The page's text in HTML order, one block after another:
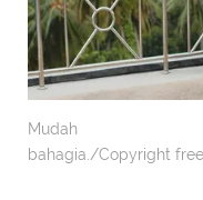
Mudah
bahagia./Copyright